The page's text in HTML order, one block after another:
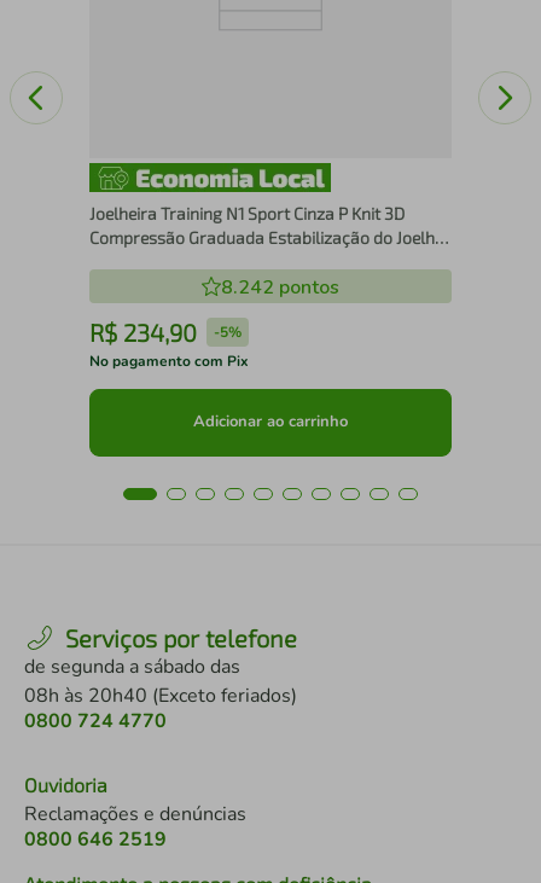
Joelheira Training N1 Sport Cinza P Knit 3D
Compressão Graduada Estabilização do Joelho
8.242 pontos
R$ 234,90 -5%
No pagamento com Pix
Adicionar ao carrinho
Serviços por telefone
de segunda a sábado das
08h às 20h40 (Exceto feriados)
0800 724 4770
Ouvidoria
Reclamações e denúncias
0800 646 2519